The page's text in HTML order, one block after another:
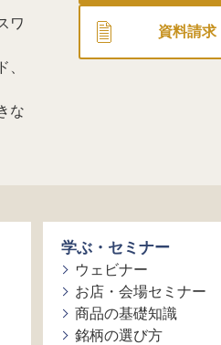
ワ
、
な
資料請求
学ぶ・セミナー
ウェビナー
お店・会場セミナー
商品の基礎知識
銘柄の選び方